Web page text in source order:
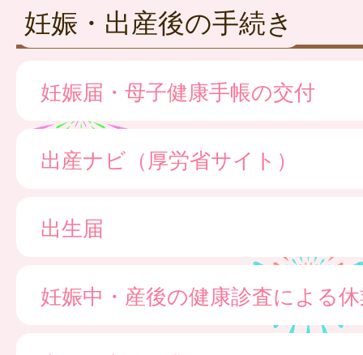
妊娠・出産後の手続き
妊娠届・母子健康手帳の交付
出産ナビ（厚労省サイト）
出生届
妊娠中・産後の健康診査による